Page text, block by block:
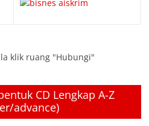
klik ruang "Hubungi"
CD Lengkap A-Z
advance)